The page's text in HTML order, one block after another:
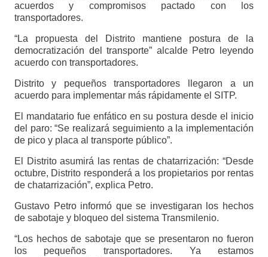
acuerdos y compromisos pactado con los
transportadores.
“La propuesta del Distrito mantiene postura de la
democratización del transporte” alcalde Petro leyendo
acuerdo con transportadores.
Distrito y pequeños transportadores llegaron a un
acuerdo para implementar más rápidamente el SITP.
El mandatario fue enfático en su postura desde el inicio
del paro: “Se realizará seguimiento a la implementación
de pico y placa al transporte público”.
El Distrito asumirá las rentas de chatarrización: “Desde
octubre, Distrito responderá a los propietarios por rentas
de chatarrización”, explica Petro.
Gustavo Petro informó que se investigaran los hechos
de sabotaje y bloqueo del sistema Transmilenio.
“Los hechos de sabotaje que se presentaron no fueron
los pequeños transportadores. Ya estamos